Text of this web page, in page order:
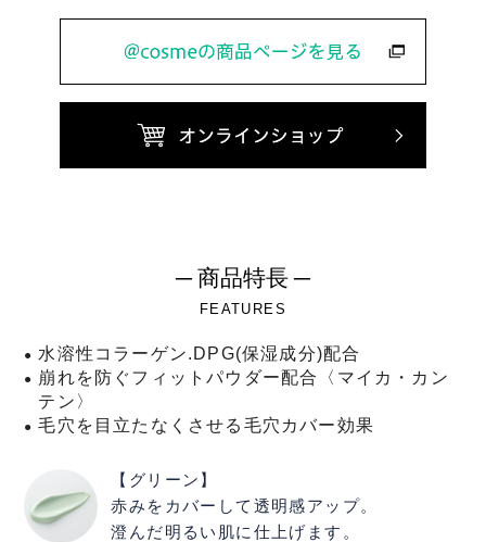
─ 商品特長 ─
FEATURES
● 水溶性コラーゲン.DPG(保湿成分)配合
● 崩れを防ぐフィットパウダー配合〈マイカ・カン
テン〉
● 毛穴を目立たなくさせる毛穴カバー効果
【グリーン】
赤みをカバーして透明感アップ。
澄んだ明るい肌に仕上げます。